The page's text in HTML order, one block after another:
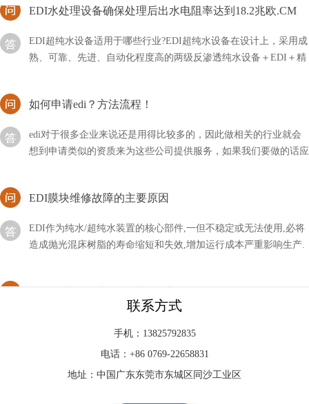
熟、可靠、先进、自动化程度高的两级反渗透纯水设备＋EDI＋精
混床除盐水处理工艺，EDI水处理设备确保处理后
想到申请类似的资质来为这些公司提供服务，如果我们要做的话应
该如何申请EDI？
造成抛光混床树脂的寿命缩短和失效,增加运行成本严重影响生产.
引起EDI膜块故障的原因主要有以下几点
edi有很多种解释，有净化行业经常用到的水处理设备，还有其它
联系方式
手机：13825792835
电话：+86 0769-22658831
地址：中国广东东莞市东城区同沙工业区